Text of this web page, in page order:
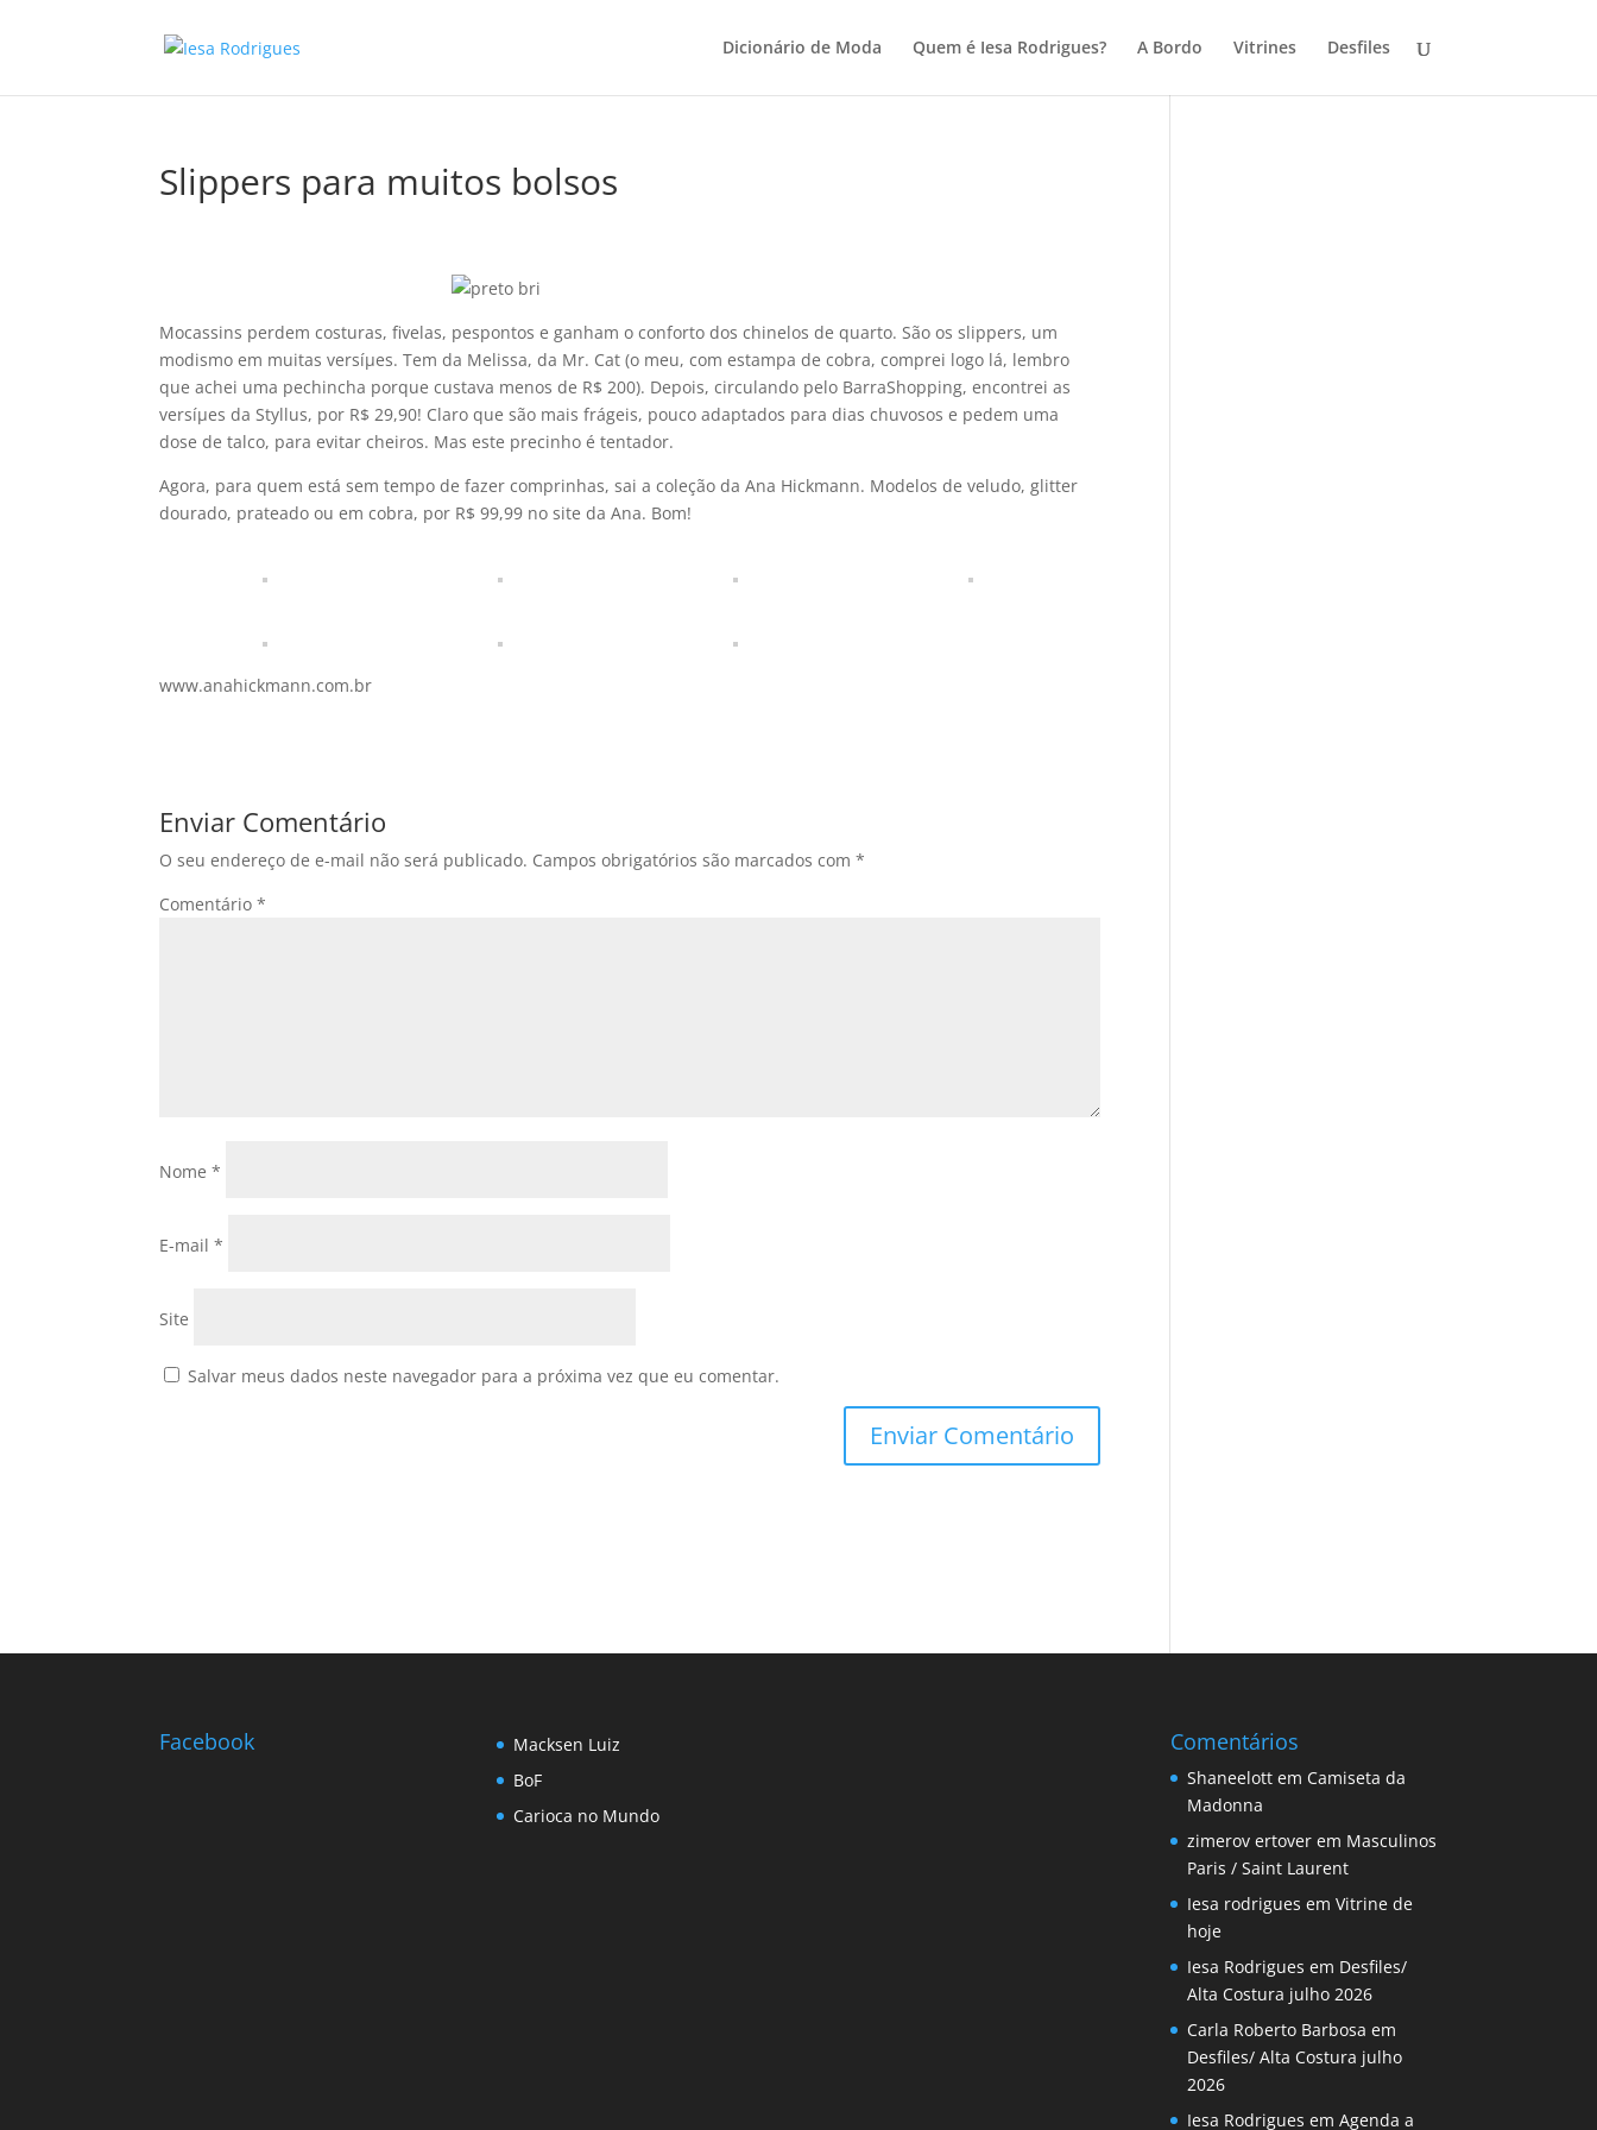
Dicionário de Moda Quem é Iesa Rodrigues? A Bordo Vitrines Desfiles
Slippers para muitos bolsos
Mocassins perdem costuras, fivelas, pespontos e ganham o conforto dos chinelos de quarto. São os slippers, um
modismo em muitas versíµes. Tem da Melissa, da Mr. Cat (o meu, com estampa de cobra, comprei logo lá, lembro
que achei uma pechincha porque custava menos de R$ 200). Depois, circulando pelo BarraShopping, encontrei as
versíµes da Styllus, por R$ 29,90! Claro que são mais frágeis, pouco adaptados para dias chuvosos e pedem uma
dose de talco, para evitar cheiros. Mas este precinho é tentador.
Agora, para quem está sem tempo de fazer comprinhas, sai a coleção da Ana Hickmann. Modelos de veludo, glitter
dourado, prateado ou em cobra, por R$ 99,99 no site da Ana. Bom!
www.anahickmann.com.br
Enviar Comentário
O seu endereço de e-mail não será publicado. Campos obrigatórios são marcados com*
Comentário*
Nome*
E-mail*
Site
Salvar meus dados neste navegador para a próxima vez que eu comentar.
Facebook
Macksen Luiz
BoF
Carioca no Mundo
Comentários
Shaneelott em Camiseta da
Madonna
zimerov ertover em Masculinos
Paris / Saint Laurent
Iesa rodrigues emVitrine de
hoje
Iesa Rodrigues em Desfiles/
Alta Costura julho 2026
Carla Roberto Barbosa em
Desfiles/ Alta Costura julho
2026
Iesa Rodrigues emAgenda a